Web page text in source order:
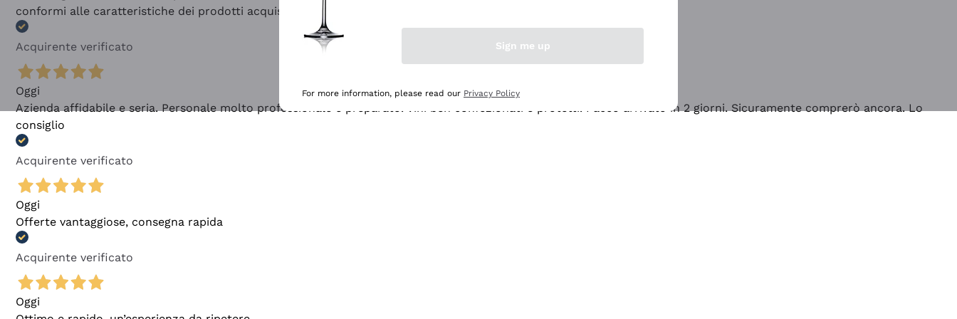
conformi alle caratteristiche dei prodotti acquistati
Acquirente verificato
Oggi
Azienda affidabile e seria. Personale molto professionale e preparato. Vini ben confezionati e protetti. Pacco arrivato in 2 giorni. Sicuramente comprerò ancora. Lo
consiglio
Acquirente verificato
Oggi
Offerte vantaggiose, consegna rapida
Acquirente verificato
Oggi
Sign me up
For more information, please read our Privacy Policy